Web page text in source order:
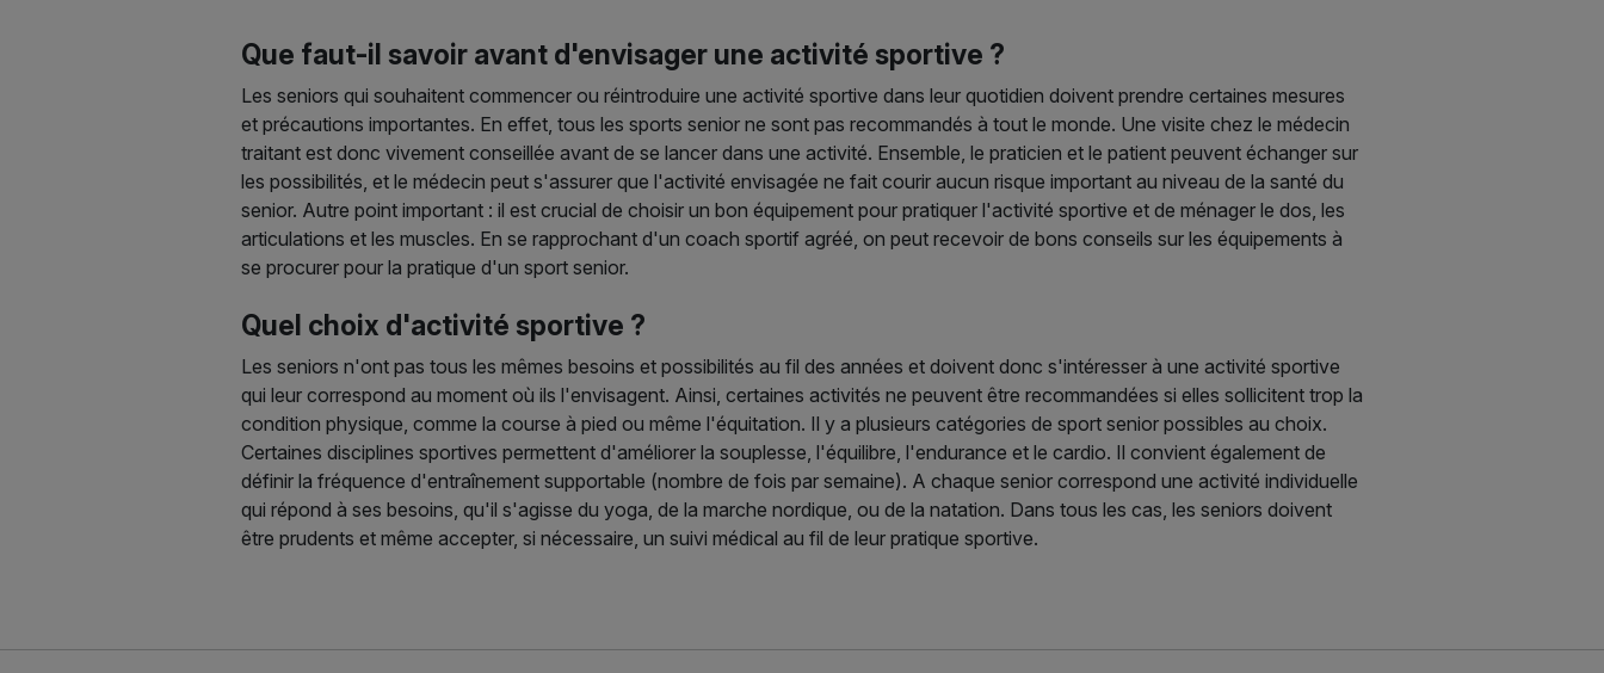
Que faut-il savoir avant d'envisager une activité sportive ?
Les seniors qui souhaitent commencer ou réintroduire une activité sportive dans leur quotidien doivent prendre certaines mesures
et précautions importantes. En effet, tous les sports senior ne sont pas recommandés à tout le monde. Une visite chez le médecin
traitant est donc vivement conseillée avant de se lancer dans une activité. Ensemble, le praticien et le patient peuvent échanger sur
les possibilités, et le médecin peut s'assurer que l'activité envisagée ne fait courir aucun risque important au niveau de la santé du
senior. Autre point important : il est crucial de choisir un bon équipement pour pratiquer l'activité sportive et de ménager le dos, les
articulations et les muscles. En se rapprochant d'un coach sportif agréé, on peut recevoir de bons conseils sur les équipements à
se procurer pour la pratique d'un sport senior.
Quel choix d'activité sportive ?
Les seniors n'ont pas tous les mêmes besoins et possibilités au fil des années et doivent donc s'intéresser à une activité sportive
qui leur correspond au moment où ils l'envisagent. Ainsi, certaines activités ne peuvent être recommandées si elles sollicitent trop la
condition physique, comme la course à pied ou même l'équitation. Il y a plusieurs catégories de sport senior possibles au choix.
Certaines disciplines sportives permettent d'améliorer la souplesse, l'équilibre, l'endurance et le cardio. Il convient également de
définir la fréquence d'entraînement supportable (nombre de fois par semaine). A chaque senior correspond une activité individuelle
qui répond à ses besoins, qu'il s'agisse du yoga, de la marche nordique, ou de la natation. Dans tous les cas, les seniors doivent
être prudents et même accepter, si nécessaire, un suivi médical au fil de leur pratique sportive.